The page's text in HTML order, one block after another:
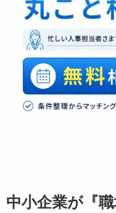
自社だけでどの
あるいは社内に
感じる人事担当
せん。そのよう
談し、自社の状